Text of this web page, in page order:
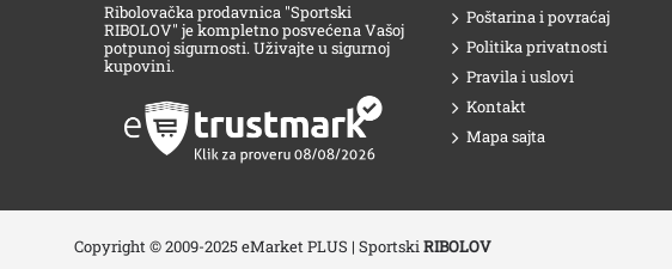
Ribolovačka prodavnica "Sportski
RIBOLOV" je kompletno posvećena Vašoj
potpunoj sigurnosti. Uživajte u sigurnoj
kupovini.
Poštarina i povraćaj
Politika privatnosti
Pravila i uslovi
Kontakt
Mapa sajta
Copyright © 2009-2025 eMarket PLUS | SportskiRIBOLOV